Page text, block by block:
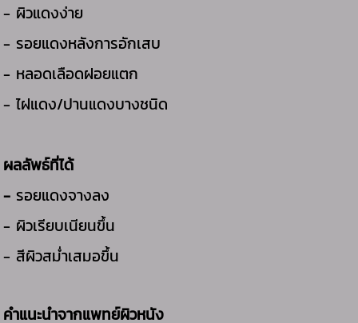
- ผิวแดงง่าย
- รอยแดงหลังการอักเสบ
- หลอดเลือดฝอยแตก
- ไฝแดง/ปานแดงบางชนิด
ผลลัพธ์ที่ได้
- รอยแดงจางลง
- ผิวเรียบเนียนขึ้น
- สีผิวสม่ำเสมอขึ้น
คำแนะนำจากแพทย์ผิวหนัง